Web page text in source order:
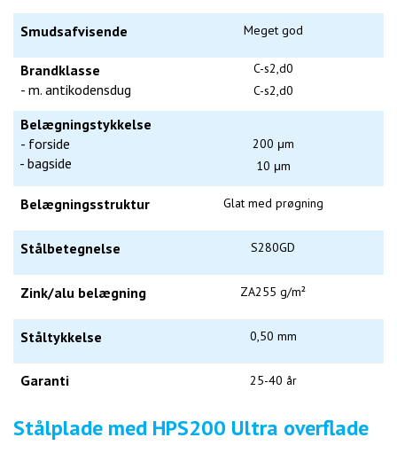
Smudsafvisende Meget god
Brandklasse
- m. antikodensdug
C-s2,d0
C-s2,d0
Belægningstykkelse
- forside
- bagside
200 μm
10 μm
Belægningsstruktur Glat med prøgning
Stålbetegnelse S280GD
Zink/alu belægning ZA255 g/m²
Ståltykkelse 0,50 mm
Garanti 25-40 år
Stålplade med HPS200 Ultra overflade